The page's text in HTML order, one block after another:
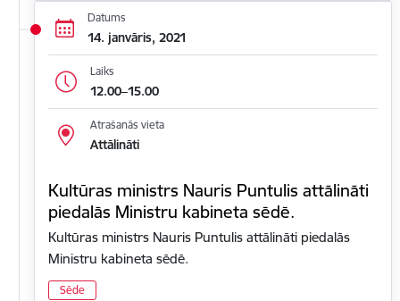
Datums
14. janvāris, 2021
Laiks
12.00–15.00
Atrašanās vieta
Attālināti
Kultūras ministrs Nauris Puntulis attālināti
piedalās Ministru kabineta sēdē.
Kultūras ministrs Nauris Puntulis attālināti piedalās
Ministru kabineta sēdē.
Sēde